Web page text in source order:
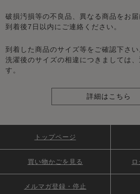
破損汚損等の不良品、異なる商品をお
到着後7日以内にご連絡ください。
到着した商品のサイズ等をご確認下さい
洗濯後のサイズの相違につきましては
す。
詳細はこちら
トップページ
買い物かごを見る
メルマガ登録・停止